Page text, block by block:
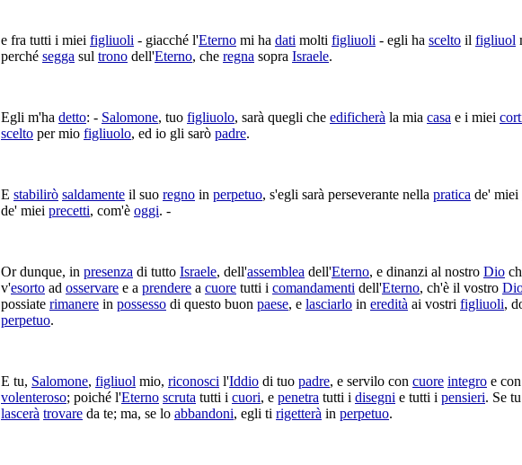
e fra tutti i miei figliuoli - giacché l'Eterno mi ha dati molti figliuoli - egli ha scelto il figliuol
perché segga sul trono dell'Eterno, che regna sopra Israele.
Egli m'ha detto: - Salomone, tuo figliuolo, sarà quegli che edificherà la mia casa e i miei
scelto per mio figliuolo, ed io gli sarò padre.
E stabilirò saldamente il suo regno in perpetuo, s'egli sarà perseverante nella pratica de' miei
de' miei precetti, com'è oggi. -
Or dunque, in presenza di tutto Israele, dell'assemblea dell'Eterno, e dinanzi al nostro Dio
v'esorto ad osservare e a prendere a cuore tutti i comandamenti dell'Eterno, ch'è il vostro
possiate rimanere in possesso di questo buon paese, e lasciarlo in eredità ai vostri figliuoli,
perpetuo.
E tu, Salomone, figliuol mio, riconosci l'Iddio di tuo padre, e servilo con cuore integro e con
volenteroso; poiché l'Eterno scruta tutti i cuori, e penetra tutti i disegni e tutti i pensieri. Se
lascerà trovare da te; ma, se lo abbandoni, egli ti rigetterà in perpetuo.